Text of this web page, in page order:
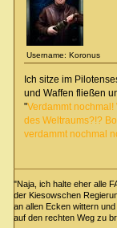
Username: Koronus
Ich sitze im
und Waffen fließen
"Verdammt
des Weltraums?!?
verdammt nochmal
"Naja, ich halte eher alle
der Kiesowschen
an allen Ecken wittern
auf den rechten Weg zu